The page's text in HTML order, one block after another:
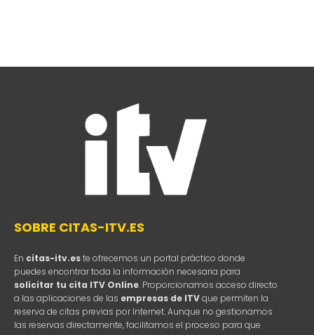
SOBRE CITAS-ITV.ES
En citas-itv.este ofrecemos un portal práctico donde
puedes encontrar toda la información necesaria para
solicitar tu cita ITV Online. Proporcionamos acceso directo
a las aplicaciones de las empresas de ITVque permiten la
reserva de citas previas por Internet. Aunque no gestionamos
las reservas directamente, facilitamos el proceso para que